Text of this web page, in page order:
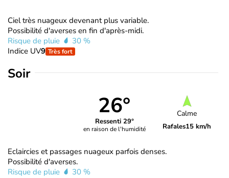
Ciel très nuageux devenant plus variable.
Possibilité d'averses en fin d'après-midi.
Risque de pluie
30 %
Indice UV9 Très fort
Soir
26°
Ressenti 29°
en raison de l'humidité
Calme
Rafales15 km/h
Eclaircies et passages nuageux parfois denses.
Possibilité d'averses.
Risque de pluie
30 %